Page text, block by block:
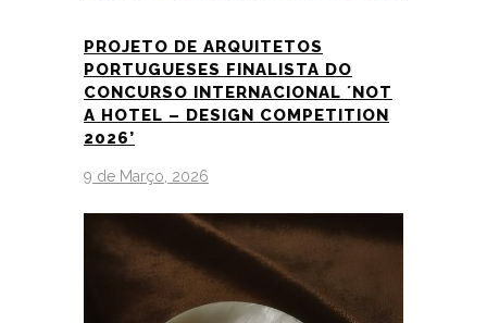
PROJETO DE ARQUITETOS
PORTUGUESES FINALISTA DO
CONCURSO INTERNACIONAL ´NOT
A HOTEL – DESIGN COMPETITION
2026’
9 de Março, 2026